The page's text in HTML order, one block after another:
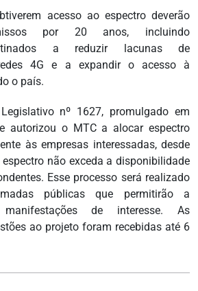
acesso ao espectro deverão
por 20 anos, incluindo
a reduzir lacunas de
4G e a expandir o acesso à
o país.
nº 1627, promulgado em
autorizou o MTC a alocar espectro
às empresas interessadas, desde
não exceda a disponibilidade
Esse processo será realizado
públicas que permitirão a
de interesse. As
ao projeto foram recebidas até 6